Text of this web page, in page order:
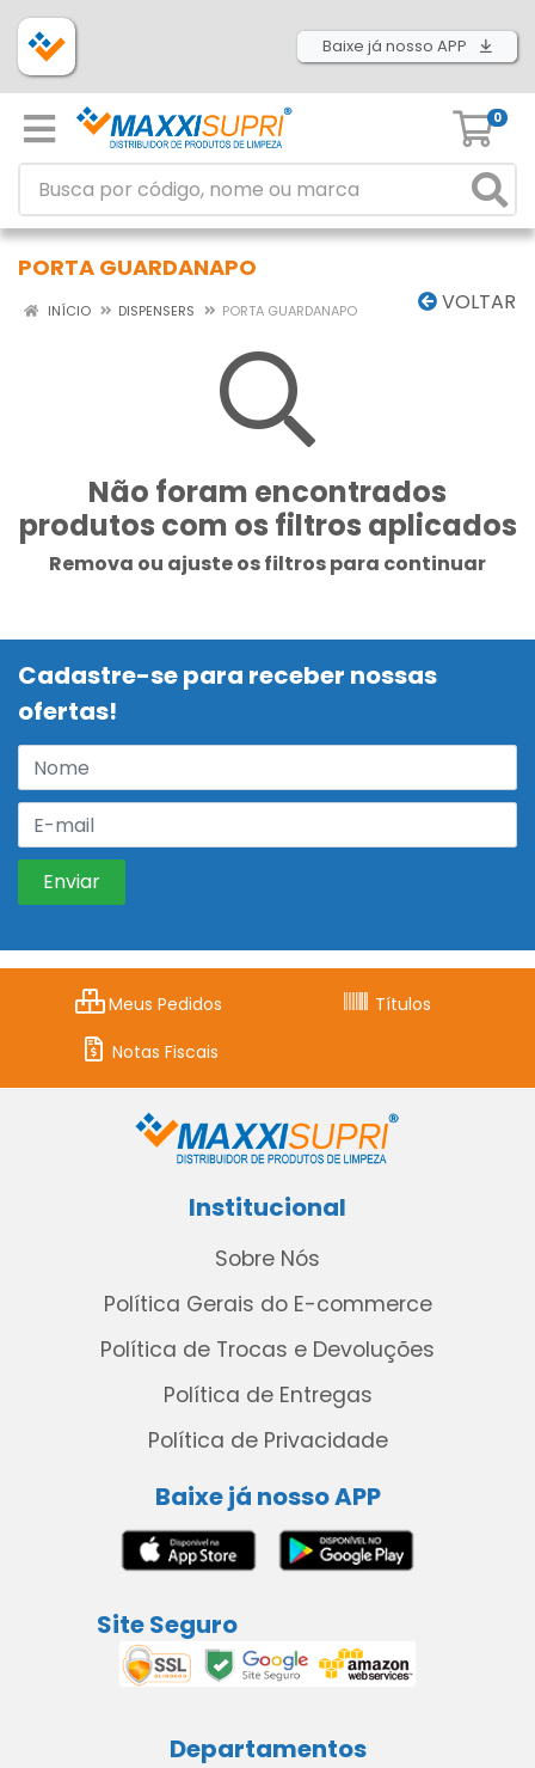
Baixe já nosso APP
0
PORTA GUARDANAPO
VOLTAR
INÍCIO DISPENSERS PORTA GUARDANAPO
Não foram encontrados
produtos com os filtros aplicados
Remova ou ajuste os filtros para continuar
Cadastre-se para receber nossas
ofertas!
Meus Pedidos
Títulos
Notas Fiscais
Institucional
Sobre Nós
Política Gerais do E-commerce
Política de Trocas e Devoluções
Política de Entregas
Política de Privacidade
Baixe já nosso APP
Site Seguro
Departamentos